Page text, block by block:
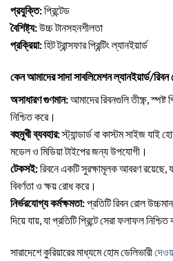
প্রযুক্তি:প্রিন্টেড
বৈশিষ্ট্য:উচ্চ টানসহনশীলতা
প্রক্রিয়া:হিট ট্রান্সফার প্রিন্টিং ল্যানইয়ার্ড
কেন আমাদের সাদা সাবলিমেশন ল্যানইয়ার্ড/
অসাধারণ গুণমান:আমাদের রিবনগুলি তীক্ষ্ণ,
নিশ্চিত করে।
বহুমুখী ব্যবহার:স্ট্যান্ডার্ড বা কাস্টম সাইজ যাই
মডেল ও মিডিয়া টাইপের জন্য উপযোগী।
টেকসই:রিবনে একটি সুরক্ষামূলক আবরণ রয়েছে,
বিবর্ণতা ও ক্ষয় রোধ করে।
নির্ভরযোগ্য কর্মক্ষমতা:প্রতিটি রিবন রোল
দিয়ে যায়, যা প্রতিটি প্রিন্টে সেরা ফলাফল
সারাদেশে কুরিয়ারের মাধ্যমে হোম ডেলিভারী